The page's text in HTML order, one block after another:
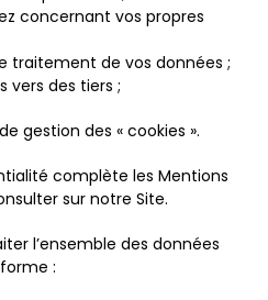
concernant vos propres
traitement de vos données ;
vers des tiers ;
gestion des « cookies ».
complète les Mentions
sur notre Site.
l’ensemble des données
: